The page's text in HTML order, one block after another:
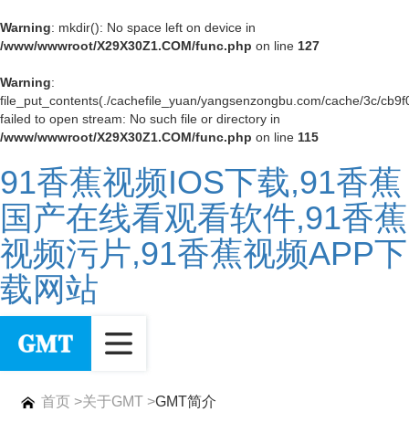
Warning: mkdir(): No space left on device in
/www/wwwroot/X29X30Z1.COM/func.php on line 127
Warning:
file_put_contents(./cachefile_yuan/yangsenzongbu.com/cache/3c/
failed to open stream: No such file or directory in
/www/wwwroot/X29X30Z1.COM/func.php on line 115
91香蕉视频IOS下载,91香蕉
国产在线看观看软件,91香蕉
视频污片,91香蕉视频APP下
载网站
首页 >关于GMT >GMT简介